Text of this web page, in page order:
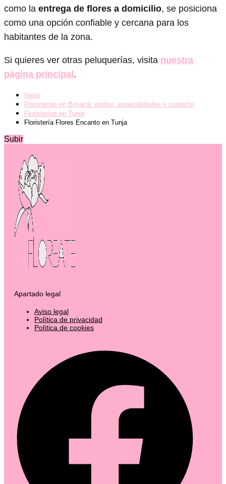
como la entrega de flores a domicilio, se posiciona
como una opción confiable y cercana para los
habitantes de la zona.
Si quieres ver otras peluquerías, visita nuestra
página principal.
Inicio
Floristerías en Boyacá: estilos, especialidades y contacto
Floristerías en Tunja
Floristería Flores Encanto en Tunja
Subir
Apartado legal
Aviso legal
Política de privacidad
Política de cookies